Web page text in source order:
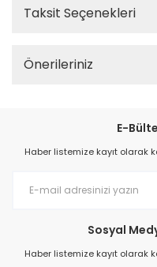
Taksit Seçenekleri
Önerileriniz
E-
Haber listemize kayıt olarak
Sosyal
Haber listemize kayıt olarak